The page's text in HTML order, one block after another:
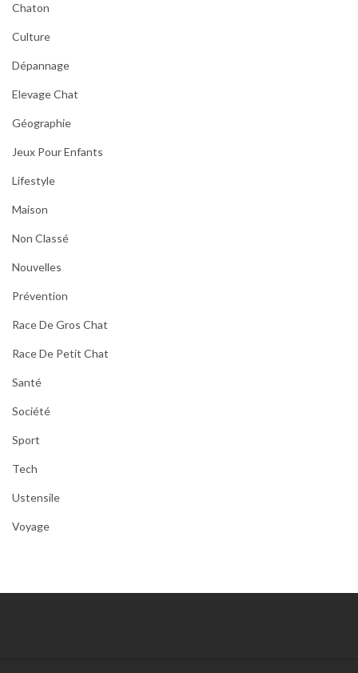
Chaton
Culture
Dépannage
Elevage Chat
Géographie
Jeux Pour Enfants
Lifestyle
Maison
Non Classé
Nouvelles
Prévention
Race De Gros Chat
Race De Petit Chat
Santé
Société
Sport
Tech
Ustensile
Voyage